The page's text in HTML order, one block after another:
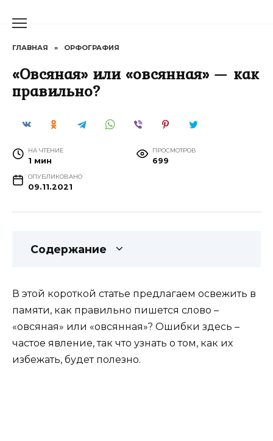
ГЛАВНАЯ » ОРФОГРАФИЯ
«Овсяная» или «овсянная» — как
правильно?
НА ЧТЕНИЕ
1 мин
ПРОСМОТРОВ
699
ОПУБЛИКОВАНО
09.11.2021
Содержание
В этой короткой статье предлагаем освежить в
памяти, как правильно пишется слово –
«овсяная» или «овсянная»? Ошибки здесь –
частое явление, так что узнать о том, как их
избежать, будет полезно.